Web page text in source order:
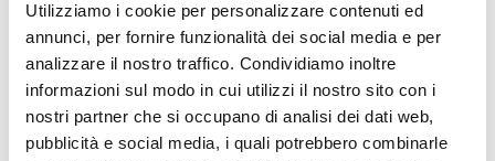
Utilizziamo i cookie per personalizzare contenuti ed
annunci, per fornire funzionalità dei social media e per
analizzare il nostro traffico. Condividiamo inoltre
informazioni sul modo in cui utilizzi il nostro sito con i
nostri partner che si occupano di analisi dei dati web,
pubblicità e social media, i quali potrebbero combinarle
TDS / Scheda tecnica
Registrati per i download
COA
Registrati per i download
SDS / Scheda di
Sicurezza
Registrati per i download